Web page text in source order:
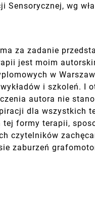
Sensorycznej, wg
za zadanie
jest moim
w
i szkoleń.
autora nie
dla
formy terapii,
czytelników
zaburzeń